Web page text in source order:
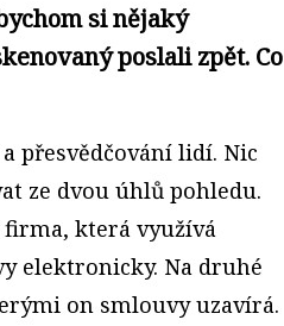
si nějaký
poslali zpět. Co
přesvědčování lidí. Nic
ze dvou úhlů pohledu.
firma, která využívá
elektronicky. Na druhé
on smlouvy uzavírá.